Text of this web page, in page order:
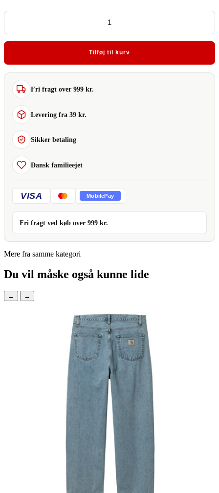
Polar
Boy
Jeans
Tilføj til kurv
Fri fragt over 999 kr.
Levering fra 39 kr.
Sikker betaling
Dansk familieejet
VISA MobilePay
Fri fragt ved køb over 999 kr.
Mere fra samme kategori
Du vil måske også kunne lide
← →